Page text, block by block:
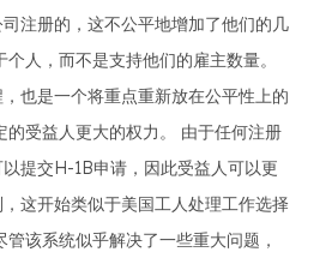
注册的，这不公平地增加了他们的几
人，而不是支持他们的雇主数量。
也是一个将重点重新放在公平性上的
的受益人更大的权力。 由于任何注册
提交H-1B申请，因此受益人可以更
这开始类似于美国工人处理工作选择
该系统似乎解决了一些重大问题，